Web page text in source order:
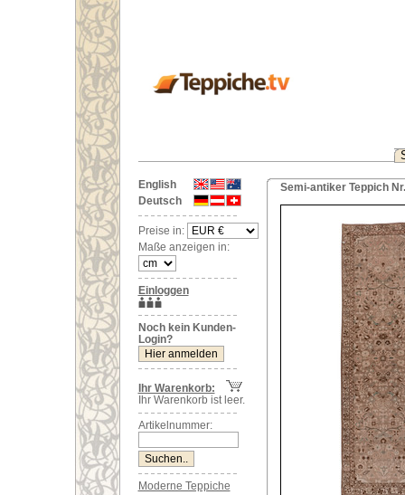
English
Deutsch
Preise in:
Maße anzeigen in:
Einloggen
Noch kein Kunden-
Login?
Ihr Warenkorb:
Ihr Warenkorb ist leer.
Artikelnummer:
Moderne Teppiche
Semi-antiker Teppich